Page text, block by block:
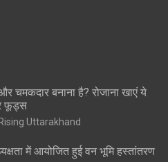
चमकदार बनाना है? रोजाना खाएं ये
फूड्स
Rising Uttarakhand
में आयोजित हुई वन भूमि हस्तांतरण